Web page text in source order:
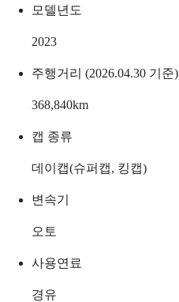
모델년도
2023
주행거리 (2026.04.30 기준)
368,840km
캡 종류
데이캡(슈퍼캡, 킹캡)
변속기
오토
사용연료
경유